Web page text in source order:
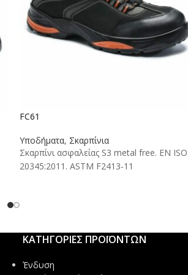
FC61
Υποδήματα, Σκαρπίνια
Σκαρπίνι ασφαλείας S3 metal free. EN ISO
20345:2011. ASTM F2413-11
ΚΑΤΗΓΟΡΙΕΣ ΠΡΟΪΟΝΤΩΝ
Ένδυση